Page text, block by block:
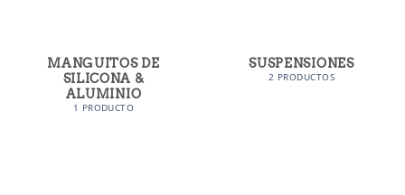
MANGUITOS DE
SILICONA &
ALUMINIO
1 PRODUCTO
SUSPENSIONES
2 PRODUCTOS